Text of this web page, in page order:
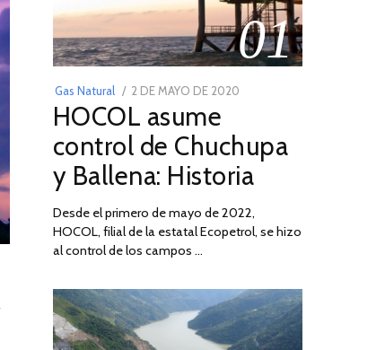
01
Gas Natural
POSTED
ON
2 DE MAYO DE 2020
DE
2026
HOCOL asume
control de Chuchupa
y Ballena: Historia
Desde el primero de mayo de 2022,
HOCOL, filial de la estatal Ecopetrol, se hizo
al control de los campos …